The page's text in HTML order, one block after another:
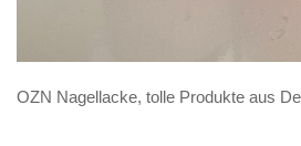
OZN Nagellacke, tolle Produkte aus